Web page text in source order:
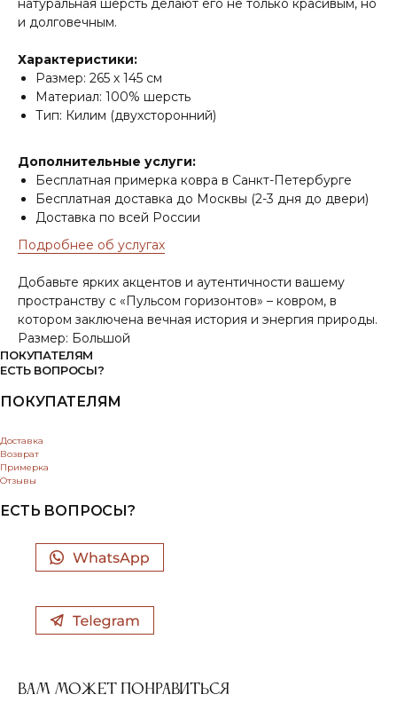
натуральная шерсть делают его не только красивым, но
и долговечным.
Характеристики:
Размер: 265 х 145 см
Материал: 100% шерсть
Тип: Килим (двухсторонний)
Дополнительные услуги:
Бесплатная примерка ковра в Санкт-Петербурге
Бесплатная доставка до Москвы (2-3 дня до двери)
Доставка по всей России
Подробнее об услугах
Добавьте ярких акцентов и аутентичности вашему
пространству с «Пульсом горизонтов» – ковром, в
котором заключена вечная история и энергия природы.
Размер: Большой
ПОКУПАТЕЛЯМ
ЕСТЬ ВОПРОСЫ?
ПОКУПАТЕЛЯМ
Доставка
Возврат
Примерка
Отзывы
ЕСТЬ ВОПРОСЫ?
ВАМ МОЖЕТ ПОНРАВИТЬСЯ